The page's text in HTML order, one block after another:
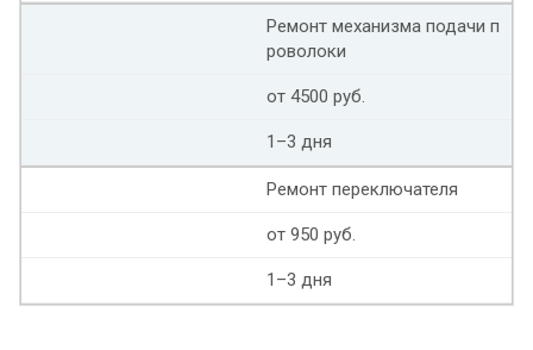
Ремонт механизма подачи п
роволоки
от 4500 руб.
1–3 дня
Ремонт переключателя
от 950 руб.
1–3 дня